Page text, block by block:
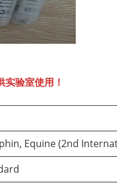
验室使用！
Equine (2nd